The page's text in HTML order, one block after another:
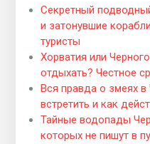
Секретный
и затонувшие
туристы
Хорватия или
отдыхать? Честное
Вся правда о змеях
встретить и как
Тайные водопады
которых не пишут в